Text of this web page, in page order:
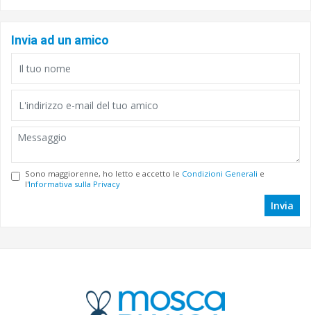
Invia ad un amico
Sono maggiorenne, ho letto e accetto le Condizioni Generali e
l'Informativa sulla Privacy
Invia